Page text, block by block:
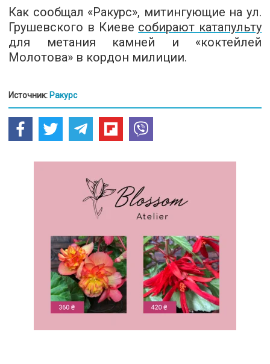
Как сообщал «Ракурс», митингующие на ул.
Грушевского в Киеве собирают катапульту
для метания камней и «коктейлей
Молотова» в кордон милиции.
Источник: Ракурс